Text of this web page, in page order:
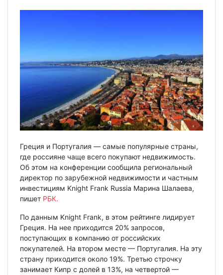
Греция и Португалия — самые популярные страны,
где россияне чаще всего покупают недвижимость.
Об этом на конференции сообщила региональный
директор по зарубежной недвижимости и частным
инвестициям Knight Frank Russia Марина Шалаева,
пишет РБК.
По данным Knight Frank, в этом рейтинге лидирует
Греция. На нее приходится 20% запросов,
поступающих в компанию от российских
покупателей. На втором месте — Португалия. На эту
страну приходится около 19%. Третью строчку
занимает Кипр с долей в 13%, на четвертой —